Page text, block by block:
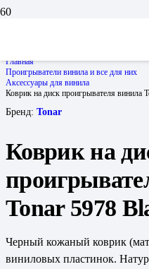
Главная
Проигрыватели винила и все для них
Аксессуары для винила
Коврик на диск проигрывателя винила
Бренд: Tonar
Коврик на
Tonar 5978
Черный кожаный коврик
виниловых пластинок.